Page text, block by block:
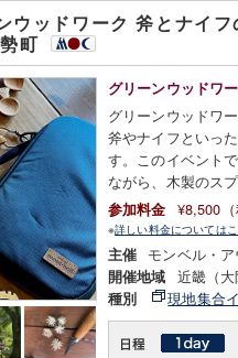
ウッドワーク 斧とナイ
町
グリーンウッドワ
グリーンウッドワ
斧やナイフといっ
す。このイベント
ながら、木製のス
参加料金 ¥8,500
※詳しい料金については
主催 モンベル・
開催地域 近畿（
種別 現地集合